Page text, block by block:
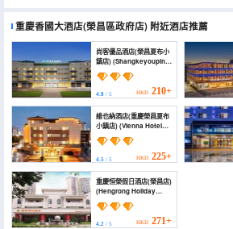
重慶香國大酒店(榮昌區政府店) 附近酒店推薦
尚客優品酒店(榮昌夏布小
鎮店) (Shangkeyoupin
Hotel (Rongchang
Xiabu Town))
4.8 / 5 HKD 210+
維也納酒店(重慶榮昌夏布
小鎮店) (Vienna Hotel
(Chongqing Rongchang
Xiabu Town）)
4.5 / 5 HKD 225+
重慶恒榮假日酒店(榮昌店)
(Hengrong Holiday
Hotel)
4.2 / 5 HKD 271+